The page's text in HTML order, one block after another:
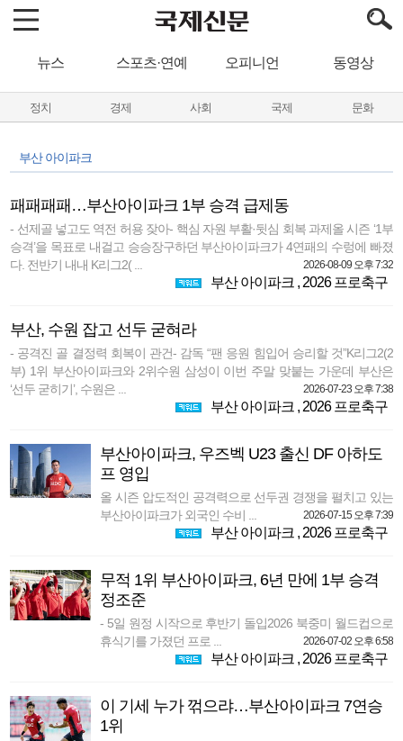
뉴스 스포츠·연예 오피니언 동영상
정치 경제 사회 국제 문화
부산 아이파크
패패패패…부산아이파크 1부 승격 급제동
- 선제골 넣고도 역전 허용 잦아- 핵심 자원 부활·뒷심 회복 과제올 시즌 ‘1부
승격’을 목표로 내걸고 승승장구하던 부산아이파크가 4연패의 수렁에 빠졌
다. 전반기 내내 K리그2( ...
2026-08-09 오후 7:32
부산 아이파크 , 2026 프로축구
부산, 수원 잡고 선두 굳혀라
- 공격진 골 결정력 회복이 관건- 감독 “팬 응원 힘입어 승리할 것”K리그2(2
부) 1위 부산아이파크와 2위수원 삼성이 이번 주말 맞붙는 가운데 부산은
‘선두 굳히기’, 수원은 ...
2026-07-23 오후 7:38
부산 아이파크 , 2026 프로축구
부산아이파크, 우즈벡 U23 출신 DF 아하도
프 영입
올 시즌 압도적인 공격력으로 선두권 경쟁을 펼치고 있는
부산아이파크가 외국인 수비 ...
2026-07-15 오후 7:39
부산 아이파크 , 2026 프로축구
무적 1위 부산아이파크, 6년 만에 1부 승격
정조준
- 5일 원정 시작으로 후반기 돌입2026 북중미 월드컵으로
휴식기를 가졌던 프로 ...
2026-07-02 오후 6:58
부산 아이파크 , 2026 프로축구
이 기세 누가 꺾으랴…부산아이파크 7연승
1위